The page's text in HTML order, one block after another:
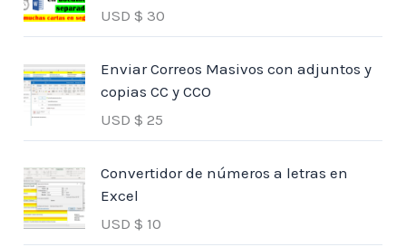
USD $ 30
Enviar Correos Masivos con adjuntos y
copias CC y CCO
USD $ 25
Convertidor de números a letras en
Excel
USD $ 10